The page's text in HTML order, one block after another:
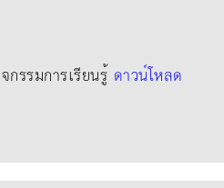
กรรมการเรียนรู้ ดาวน์โหลด